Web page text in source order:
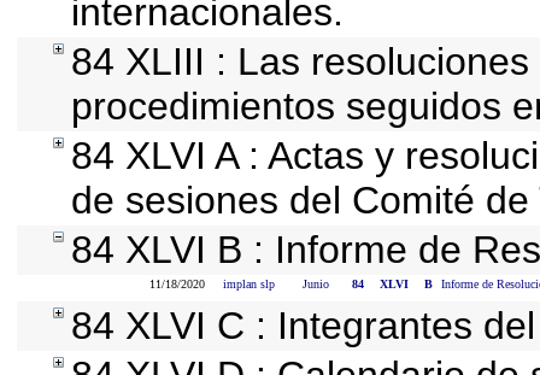
internacionales.
84 XLIII : Las
procedimientos seguidos
84 XLVI A : Actas y
de sesiones del Comité
84 XLVI B : Informe de
11/18/2020 implan slp Junio 84 XLVI B Informe de
84 XLVI C : Integrantes